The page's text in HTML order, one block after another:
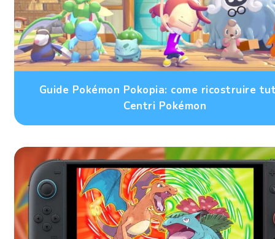
Guide Pokémon Pokopia: come ricostruire
Centri Pokémon